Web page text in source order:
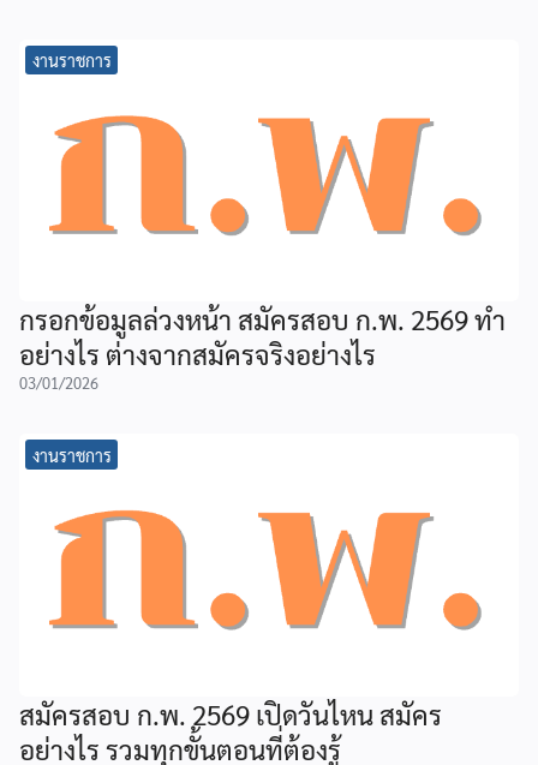
งานราชการ
กรอกข้อมูลล่วงหน้า สมัครสอบ ก.พ. 2569 ทำ
อย่างไร ต่างจากสมัครจริงอย่างไร
03/01/2026
งานราชการ
สมัครสอบ ก.พ. 2569 เปิดวันไหน สมัคร
อย่างไร รวมทุกขั้นตอนที่ต้องรู้